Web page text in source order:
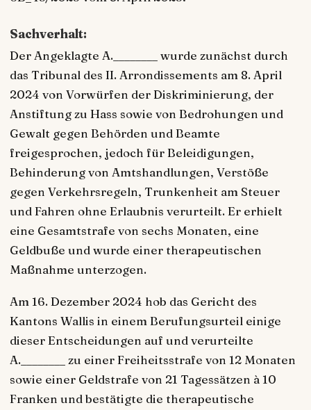
Sachverhalt:
Der Angeklagte A.________ wurde zunächst durch
das Tribunal des II. Arrondissements am 8. April
2024 von Vorwürfen der Diskriminierung, der
Anstiftung zu Hass sowie von Bedrohungen und
Gewalt gegen Behörden und Beamte
freigesprochen, jedoch für Beleidigungen,
Behinderung von Amtshandlungen, Verstöße
gegen Verkehrsregeln, Trunkenheit am Steuer
und Fahren ohne Erlaubnis verurteilt. Er erhielt
eine Gesamtstrafe von sechs Monaten, eine
Geldbuße und wurde einer therapeutischen
Maßnahme unterzogen.
Am 16. Dezember 2024 hob das Gericht des
Kantons Wallis in einem Berufungsurteil einige
dieser Entscheidungen auf und verurteilte
A.________ zu einer Freiheitsstrafe von 12 Monaten
sowie einer Geldstrafe von 21 Tagessätzen à 10
Franken und bestätigte die therapeutische